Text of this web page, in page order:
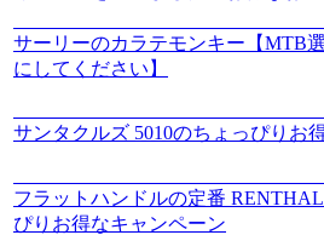
サーリーのカラテモンキー【MTB
にしてください】
サンタクルズ 5010のちょっぴりお
フラットハンドルの定番
ぴりお得なキャンペーン